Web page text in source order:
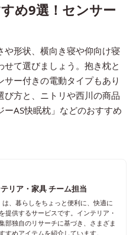
め9選！センサー
や形状、横向き寝や仰向け寝
て選びましょう。抱き枕と
ー付きの電動タイプもあり
び方と、ニトリや西川の商品
AS快眠枕」などのおすすめ
リア・家具 チーム担当
は、暮らしをちょっと便利に、快適に
提供するサービスです。インテリア・
部独自のリサーチに基づき、さまざま
すめアイテムを紹介しています。